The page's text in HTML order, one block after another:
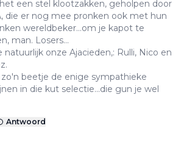
een stel klootzakken, geholpen door
die er nog mee pronken ook met hun
wereldbeker...om je kapot te
man. Losers...
natuurlijk onze Ajacieden,: Rulli, Nico en
zo'n beetje de enige sympathieke
in die kut selectie...die gun je wel
Antwoord